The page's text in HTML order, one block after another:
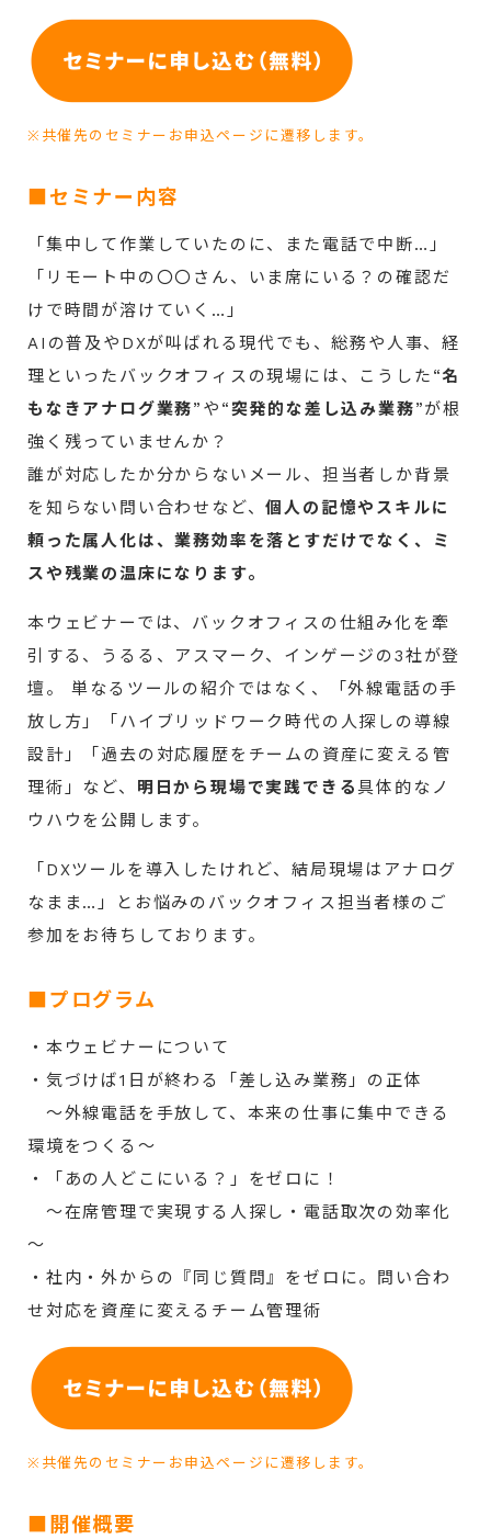
※共催先のセミナーお申込ページに遷移します。
■セミナー内容
「集中して作業していたのに、また電話で中断…」
「リモート中の〇〇さん、いま席にいる？の確認だ
けで時間が溶けていく…」
AIの普及やDXが叫ばれる現代でも、総務や人事、経
理といったバックオフィスの現場には、こうした“名
もなきアナログ業務”や“突発的な差し込み業務”が根
強く残っていませんか？
誰が対応したか分からないメール、担当者しか背景
を知らない問い合わせなど、個人の記憶やスキルに
頼った属人化は、業務効率を落とすだけでなく、ミ
スや残業の温床になります。
本ウェビナーでは、バックオフィスの仕組み化を牽
引する、うるる、アスマーク、インゲージの3社が登
壇。 単なるツールの紹介ではなく、「外線電話の手
放し方」「ハイブリッドワーク時代の人探しの導線
設計」「過去の対応履歴をチームの資産に変える管
理術」など、 明日から現場で実践できる具体的なノ
ウハウを公開します。
「DXツールを導入したけれど、結局現場はアナログ
なまま…」とお悩みのバックオフィス担当者様のご
参加をお待ちしております。
■プログラム
・本ウェビナーについて
・気づけば1日が終わる「差し込み業務」の正体
～外線電話を手放して、本来の仕事に集中できる
環境をつくる～
・「あの人どこにいる？」をゼロに！
～在席管理で実現する人探し・電話取次の効率化
～
・社内・外からの『同じ質問』をゼロに。問い合わ
せ対応を資産に変えるチーム管理術
※共催先のセミナーお申込ページに遷移します。
■開催概要